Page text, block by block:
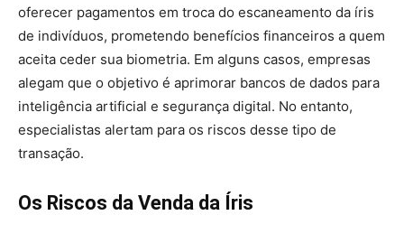
oferecer pagamentos em troca do escaneamento da íris
de indivíduos, prometendo benefícios financeiros a quem
aceita ceder sua biometria. Em alguns casos, empresas
alegam que o objetivo é aprimorar bancos de dados para
inteligência artificial e segurança digital. No entanto,
especialistas alertam para os riscos desse tipo de
transação.
Os Riscos da Venda da Íris